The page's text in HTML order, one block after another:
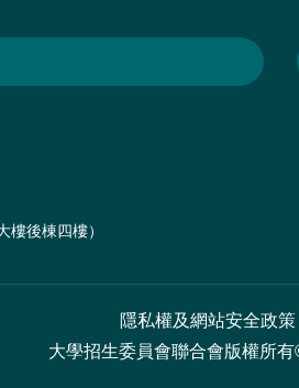
後棟四樓）
隱私權及網站安全政策
大學招生委員會聯合會版權所